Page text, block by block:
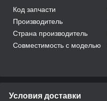
Код запчасти
Производитель
Страна производитель
Совместимость с моделью
Условия доставки